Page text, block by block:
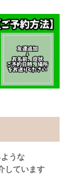
うな
しています